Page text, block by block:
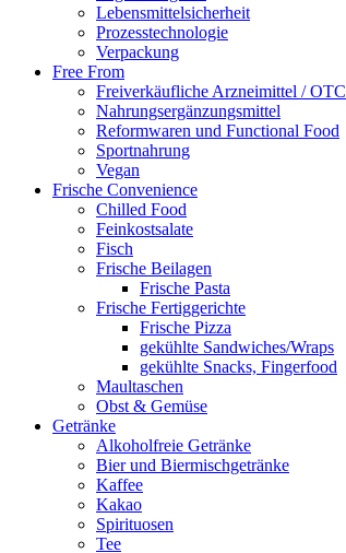
Lebensmittelsicherheit
Prozesstechnologie
Verpackung
Free From
Freiverkäufliche Arzneimittel / OTC
Nahrungsergänzungsmittel
Reformwaren und Functional Food
Sportnahrung
Vegan
Frische Convenience
Chilled Food
Feinkostsalate
Fisch
Frische Beilagen
Frische Pasta
Frische Fertiggerichte
Frische Pizza
gekühlte Sandwiches/Wraps
gekühlte Snacks, Fingerfood
Maultaschen
Obst & Gemüse
Getränke
Alkoholfreie Getränke
Bier und Biermischgetränke
Kaffee
Kakao
Spirituosen
Tee